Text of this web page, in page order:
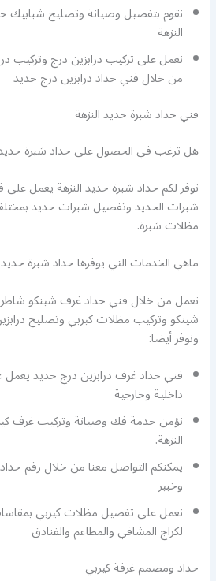
نقوم بتفصيل وصيانة وتصليح شبابيك
النزهة
نعمل على تركيب درابزين درج وتركيب
من خلال فني حداد درابزين درج حديد
فني حداد شبرة حديد النزهة
هل ترغب في الحصول على حداد شبرة
نوفر لكم حداد شبرة حديد النزهة يعمل على
شبرات الحديد وتفصيل شبرات حديد
مظلات شبرة.
ماهي الخدمات التي يوفرها حداد شبرة حديد
نعمل من خلال فني حداد غرف شينكو
شينكو وتركيب مظلات كيربي وتصليح
ونوفر أيضا:
فني حداد غرف درابزين درج حديد
داخلية وخارجية
نؤمن خدمة فك وصيانة وتركيب غرف
النزهة.
يمكنكم التواصل معنا من خلال رقم
وخبير
نعمل على تفصيل مظلات كيربي
لكراج المشافي والمطاعم والفنادق
حداد ومصمم غرفة كيربي